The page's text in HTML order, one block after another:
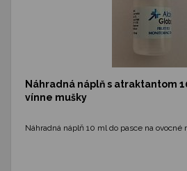
Náhradná náplň s atraktantom
vínne mušky
Náhradná náplň 10 ml do pasce na